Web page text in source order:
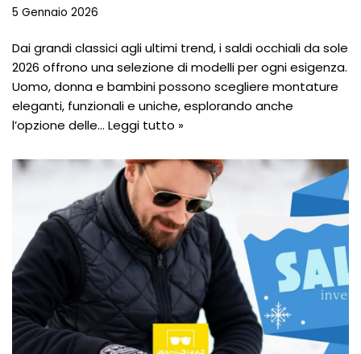
5 Gennaio 2026
Dai grandi classici agli ultimi trend, i saldi occhiali da sole
2026 offrono una selezione di modelli per ogni esigenza.
Uomo, donna e bambini possono scegliere montature
eleganti, funzionali e uniche, esplorando anche
l’opzione delle… Leggi tutto »